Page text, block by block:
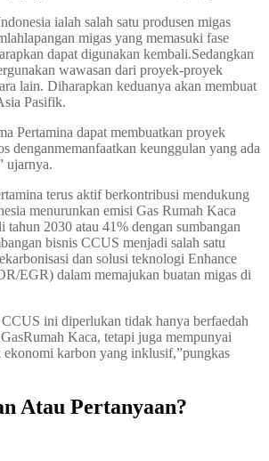
ialah salah satu produsen migas
migas yang memasuki fase
dapat digunakan kembali.Sedangkan
wawasan dari proyek-proyek
lain. Diharapkan keduanya akan membuat
Pasifik.
Pertamina dapat membuatkan proyek
denganmemanfaatkan keunggulan yang ada
ujarnya.
terus aktif berkontribusi mendukung
menurunkan emisi Gas Rumah Kaca
tahun 2030 atau 41% dengan sumbangan
bisnis CCUS menjadi salah satu
dan solusi teknologi Enhance
EGR) dalam memajukan buatan migas di
ini diperlukan tidak hanya berfaedah
Kaca, tetapi juga mempunyai
ekonomi karbon yang inklusif,”pungkas
Atau Pertanyaan?